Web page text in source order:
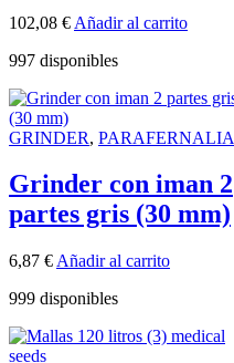
102,08 € Añadir al carrito
997 disponibles
GRINDER, PARAFERNALIA
Grinder con iman 2
partes gris (30 mm)
6,87 € Añadir al carrito
999 disponibles